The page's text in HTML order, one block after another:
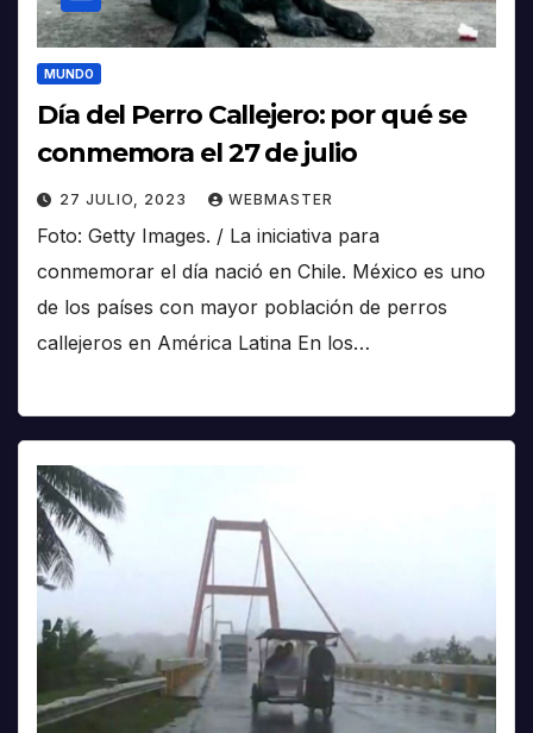
MUNDO
Día del Perro Callejero: por qué se
conmemora el 27 de julio
27 JULIO, 2023 WEBMASTER
Foto: Getty Images. / La iniciativa para
conmemorar el día nació en Chile. México es uno
de los países con mayor población de perros
callejeros en América Latina En los…